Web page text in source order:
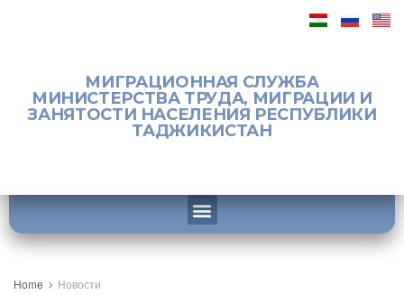
МИГРАЦИОННАЯ СЛУЖБА
МИНИСТЕРСТВА ТРУДА, МИГРАЦИИ И
ЗАНЯТОСТИ НАСЕЛЕНИЯ РЕСПУБЛИКИ
ТАДЖИКИСТАН
Home Новости